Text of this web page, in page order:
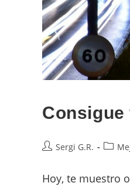
Consigue
Sergi G.R.
Hoy, te muestro